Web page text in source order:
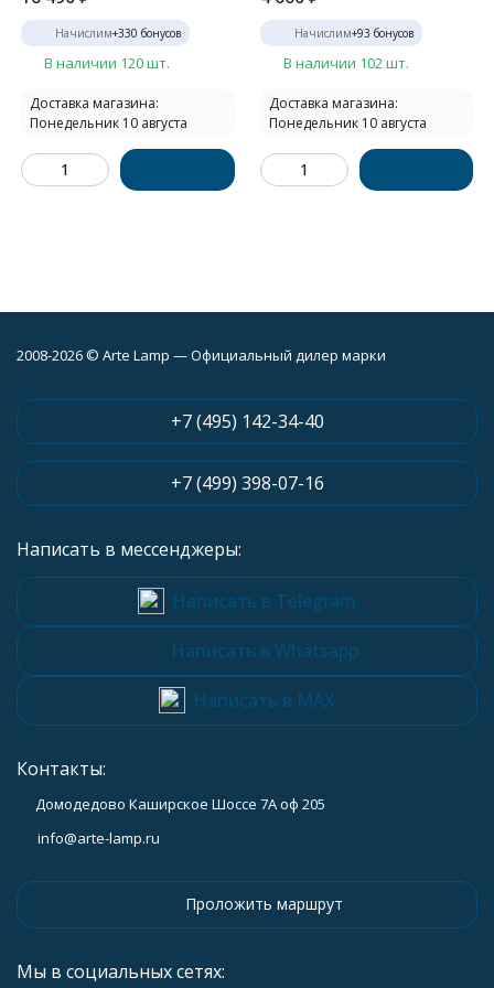
Начислим+330 бонусов
В наличии 120 шт.
Доставка магазина:
Понедельник 10 августа
Начислим+93 бонусов
В наличии 102 шт.
Доставка магазина:
Понедельник 10 августа
2008-2026 © Arte Lamp — Официальный дилер марки
+7 (495) 142-34-40
+7 (499) 398-07-16
Написать в мессенджеры:
Написать в Telegram
Написать в Whatsapp
Написать в MAX
Контакты:
Домодедово Каширское Шоссе 7А оф 205
info@arte-lamp.ru
Проложить маршрут
Мы в социальных сетях: